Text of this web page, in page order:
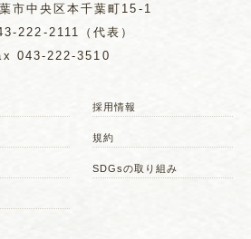
市中央区本千葉町15-1
222-2111
（代表）
043-222-3510
採用情報
規約
SDGsの取り組み